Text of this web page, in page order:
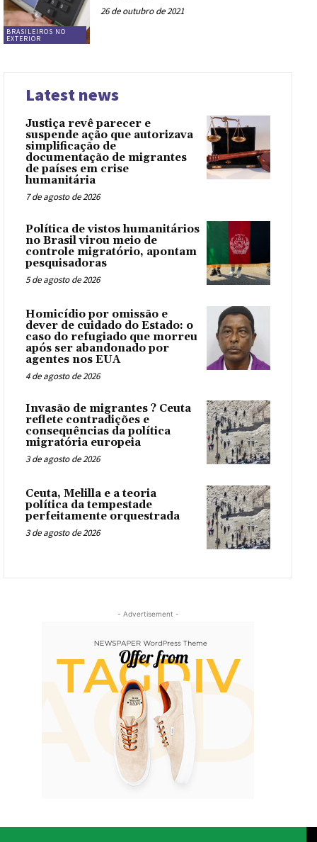
BRASILEIROS NO
EXTERIOR
26 de outubro de 2021
Latest news
Justiça revê parecer e
suspende ação que autorizava
simplificação de
documentação de migrantes
de países em crise
humanitária
7 de agosto de 2026
Política de vistos humanitários
no Brasil virou meio de
controle migratório, apontam
pesquisadoras
5 de agosto de 2026
Homicídio por omissão e
dever de cuidado do Estado: o
caso do refugiado que morreu
após ser abandonado por
agentes nos EUA
4 de agosto de 2026
Invasão de migrantes ? Ceuta
reflete contradições e
consequências da política
migratória europeia
3 de agosto de 2026
Ceuta, Melilla e a teoria
política da tempestade
perfeitamente orquestrada
3 de agosto de 2026
- Advertisement -